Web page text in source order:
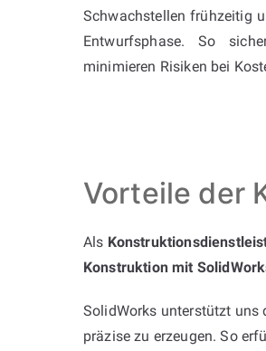
Schwachstellen frühzeitig
Entwurfsphase. So
minimieren Risiken bei
Vorteile der
Als
Konstruktion mit
SolidWorks unterstützt uns
präzise zu erzeugen. So